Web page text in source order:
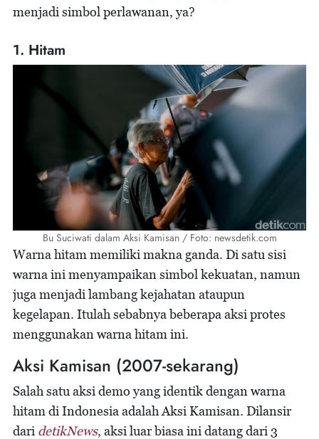
menjadi simbol perlawanan, ya?
1. Hitam
Bu Suciwati dalam Aksi Kamisan / Foto: newsdetik.com
Warna hitam memiliki makna ganda. Di satu sisi
warna ini menyampaikan simbol kekuatan, namun
juga menjadi lambang kejahatan ataupun
kegelapan. Itulah sebabnya beberapa aksi protes
menggunakan warna hitam ini.
Aksi Kamisan (2007-sekarang)
Salah satu aksi demo yang identik dengan warna
hitam di Indonesia adalah Aksi Kamisan. Dilansir
dari detikNews, aksi luar biasa ini datang dari 3